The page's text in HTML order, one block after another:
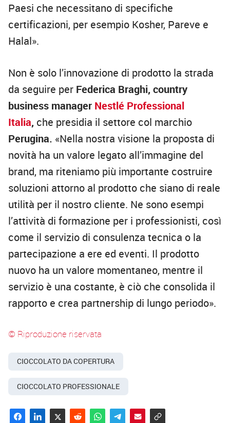
Paesi che necessitano di specifiche
certificazioni, per esempio Kosher, Pareve e
Halal».
Non è solo l’innovazione di prodotto la strada
da seguire per Federica Braghi, country
business manager Nestlé Professional
Italia, che presidia il settore col marchio
Perugina. «Nella nostra visione la proposta di
novità ha un valore legato all’immagine del
brand, ma riteniamo più importante costruire
soluzioni attorno al prodotto che siano di reale
utilità per il nostro cliente. Ne sono esempi
l’attività di formazione per i professionisti, così
come il servizio di consulenza tecnica o la
partecipazione a ere ed eventi. Il prodotto
nuovo ha un valore momentaneo, mentre il
servizio è una costante, è ciò che consolida il
rapporto e crea partnership di lungo periodo».
© Riproduzione riservata
CIOCCOLATO DA COPERTURA
CIOCCOLATO PROFESSIONALE